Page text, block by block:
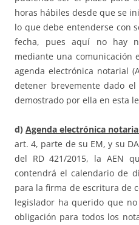
horas hábiles desde que se
lo que debe entenderse con
fecha, pues aquí no hay
mediante una comunicación
agenda electrónica notarial
detener brevemente dado
demostrado por ella en esta
d)Agenda electrónica
art. 4, parte de su EM, y su
del RD 421/2015, la AEN
contendrá el calendario de
para la firma de escritura de
legislador ha querido que
obligación para todos los